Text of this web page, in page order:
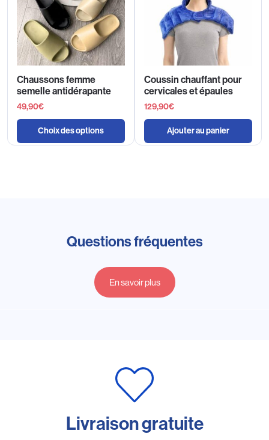
Chaussons femme
semelle antidérapante
49,90€
Choix des options
Coussin chauffant pour
cervicales et épaules
129,90€
Ajouter au panier
Questions fréquentes
En savoir plus
Livraison gratuite